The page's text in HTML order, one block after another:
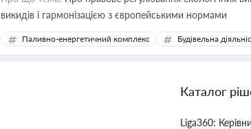
викидів і гармонізацією з європейськими нормами
Паливно-енергетичний комплекс Будівельна
Каталог
Liga360: